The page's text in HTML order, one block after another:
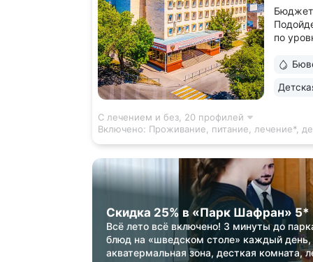
по
С лечением и без, 20 профилей
Включено: Проживание, питание, лечение*,
Скидка 25% в «Парк Шафран» 5*
Всё лето всё включено! 3 минуты до
блюд на «шведском столе» каждый день,
акватермальная зона, десткая комната,